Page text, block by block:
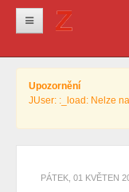
Krimi
Info z města
Pro ženy
Upozornění
JUser: :_load: Nelze
PÁTEK, 01 KVĚTEN